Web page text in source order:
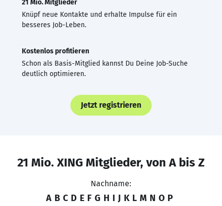
21 Mio. Mitglieder
Knüpf neue Kontakte und erhalte Impulse für ein
besseres Job-Leben.
Kostenlos profitieren
Schon als Basis-Mitglied kannst Du Deine Job-Suche
deutlich optimieren.
Jetzt registrieren
21 Mio. XING Mitglieder, von A bis Z
Nachname:
A B C D E F G H I J K L M N O P